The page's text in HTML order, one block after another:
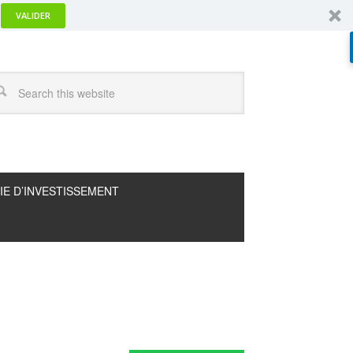
VALIDER
D’INVESTISSEMENT